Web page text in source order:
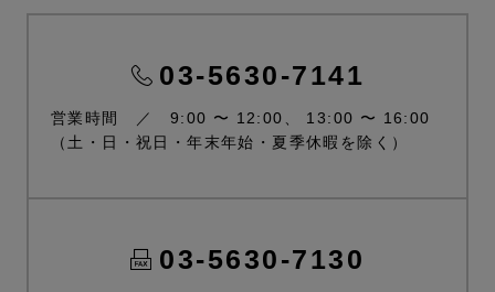
03-5630-7141
営業時間 ／ 9:00 〜 12:00、 13:00 〜 16:00
（土・日・祝日・年末年始・夏季休暇を除く）
03-5630-7130